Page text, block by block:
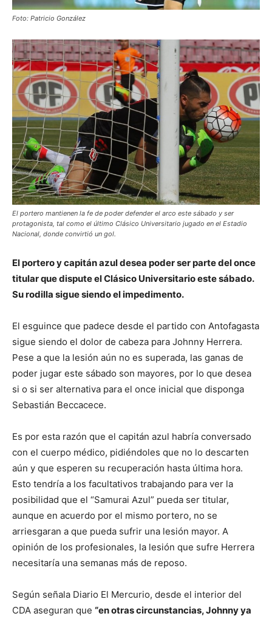
Foto: Patricio González
El portero mantienen la fe de poder defender el arco este sábado y ser
protagonista, tal como el último Clásico Universitario jugado en el Estadio
Nacional, donde convirtió un gol.
El portero y capitán azul desea poder ser parte del once
titular que dispute el Clásico Universitario este sábado.
Su rodilla sigue siendo el impedimento.
El esguince que padece desde el partido con Antofagasta
sigue siendo el dolor de cabeza para Johnny Herrera.
Pese a que la lesión aún no es superada, las ganas de
poder jugar este sábado son mayores, por lo que desea
si o si ser alternativa para el once inicial que disponga
Sebastián Beccacece.
Es por esta razón que el capitán azul habría conversado
con el cuerpo médico, pidiéndoles que no lo descarten
aún y que esperen su recuperación hasta última hora.
Esto tendría a los facultativos trabajando para ver la
posibilidad que el “Samurai Azul” pueda ser titular,
aunque en acuerdo por el mismo portero, no se
arriesgaran a que pueda sufrir una lesión mayor. A
opinión de los profesionales, la lesión que sufre Herrera
necesitaría una semanas más de reposo.
Según señala Diario El Mercurio, desde el interior del
CDA aseguran que “en otras circunstancias, Johnny ya